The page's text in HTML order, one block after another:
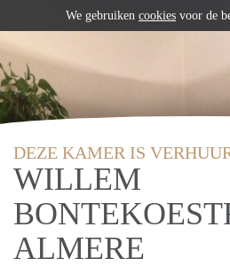
DEZE KAMER IS
WILLEM
ALMERE
We gebruiken cookies voor de